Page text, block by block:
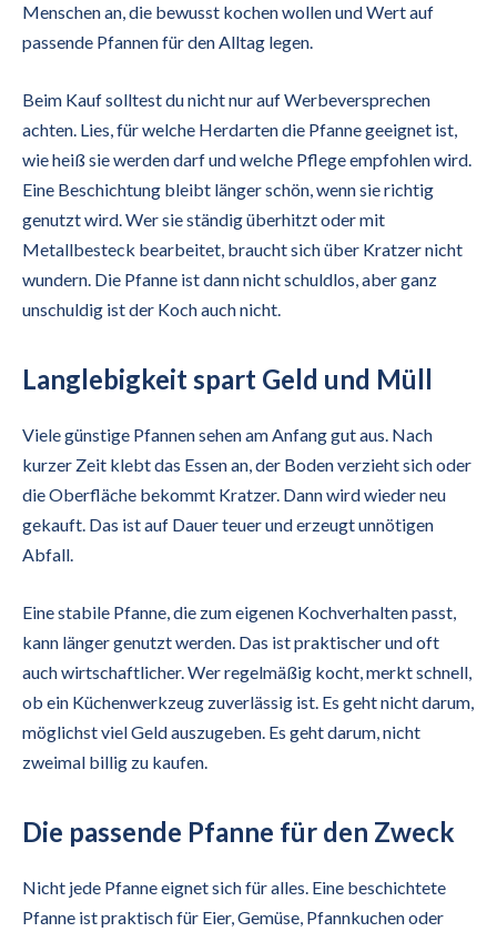
Menschen an, die bewusst kochen wollen und Wert auf
passende Pfannen für den Alltag legen.
Beim Kauf solltest du nicht nur auf Werbeversprechen
achten. Lies, für welche Herdarten die Pfanne geeignet ist,
wie heiß sie werden darf und welche Pflege empfohlen wird.
Eine Beschichtung bleibt länger schön, wenn sie richtig
genutzt wird. Wer sie ständig überhitzt oder mit
Metallbesteck bearbeitet, braucht sich über Kratzer nicht
wundern. Die Pfanne ist dann nicht schuldlos, aber ganz
unschuldig ist der Koch auch nicht.
Langlebigkeit spart Geld und Müll
Viele günstige Pfannen sehen am Anfang gut aus. Nach
kurzer Zeit klebt das Essen an, der Boden verzieht sich oder
die Oberfläche bekommt Kratzer. Dann wird wieder neu
gekauft. Das ist auf Dauer teuer und erzeugt unnötigen
Abfall.
Eine stabile Pfanne, die zum eigenen Kochverhalten passt,
kann länger genutzt werden. Das ist praktischer und oft
auch wirtschaftlicher. Wer regelmäßig kocht, merkt schnell,
ob ein Küchenwerkzeug zuverlässig ist. Es geht nicht darum,
möglichst viel Geld auszugeben. Es geht darum, nicht
zweimal billig zu kaufen.
Die passende Pfanne für den Zweck
Nicht jede Pfanne eignet sich für alles. Eine beschichtete
Pfanne ist praktisch für Eier, Gemüse, Pfannkuchen oder